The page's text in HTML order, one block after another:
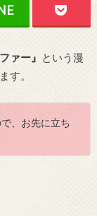
ァー』 という漫
す。
、お先に立ち